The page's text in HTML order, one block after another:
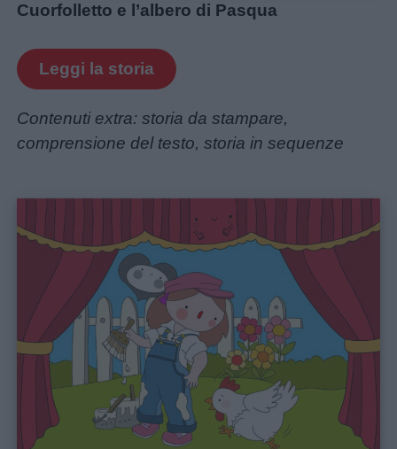
Cuorfolletto e l’albero di Pasqua
Leggi la storia
Contenuti extra: storia da stampare,
comprensione del testo, storia in sequenze